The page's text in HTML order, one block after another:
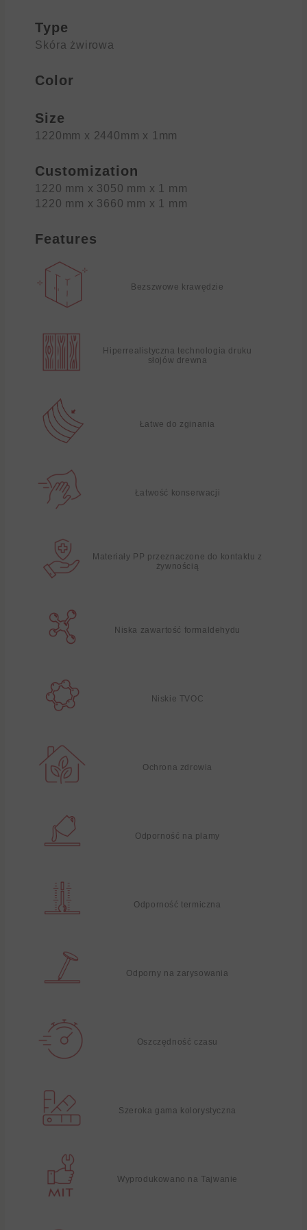
Type
Skóra żwirowa
Color
Size
1220mm x 2440mm x 1mm
Customization
1220 mm x 3050 mm x 1 mm
1220 mm x 3660 mm x 1 mm
Features
Bezszwowe krawędzie
Hiperrealistyczna technologia druku
słojów drewna
Łatwe do zginania
Łatwość konserwacji
Materiały PP przeznaczone do kontaktu z
żywnością
Niska zawartość formaldehydu
Niskie TVOC
Ochrona zdrowia
Odporność na plamy
Odporność termiczna
Odporny na zarysowania
Oszczędność czasu
Szeroka gama kolorystyczna
Wyprodukowano na Tajwanie